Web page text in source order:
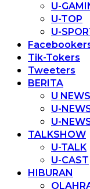
U-
U-TOP
U-
Tik-Tokers
Tweeters
BERITA
U NEWS
U-
U-
TALKSHOW
U-TALK
U-CAST
HIBURAN